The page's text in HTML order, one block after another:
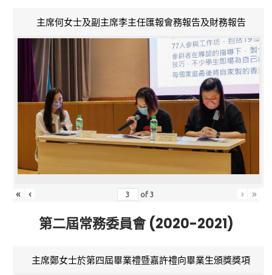
主席何女士及副主席李主任匯報會務報告及財務報告
« ‹ of3 › »
第二屆常務委員會 (2020-2021)
主席鄭女士於第四屆畢業禮暨嘉許禮向畢業生頒獎獎項